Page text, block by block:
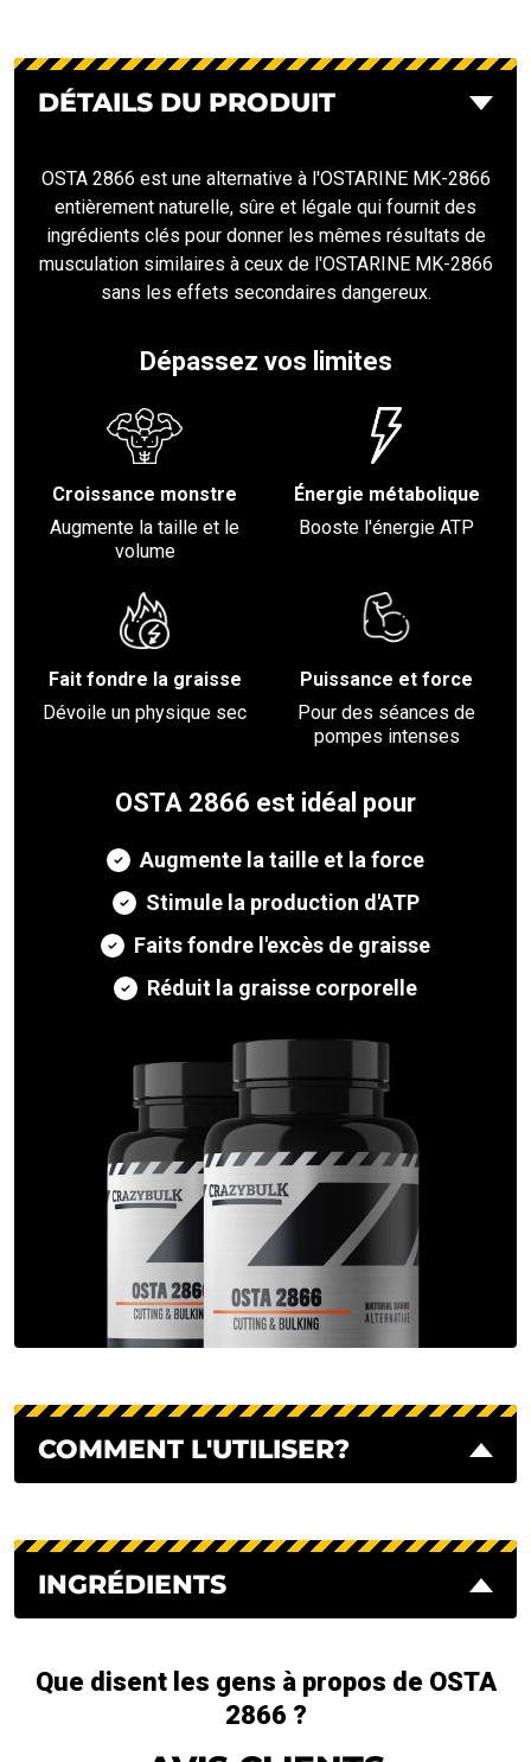
DÉTAILS DU PRODUIT
OSTA 2866 est une alternative à l'OSTARINE MK-2866
entièrement naturelle, sûre et légale qui fournit des
ingrédients clés pour donner les mêmes résultats de
musculation similaires à ceux de l'OSTARINE MK-2866
sans les effets secondaires dangereux.
Dépassez vos limites
Croissance monstre
Augmente la taille et le
volume
Énergie métabolique
Booste l'énergie ATP
Fait fondre la graisse
Dévoile un physique sec
Puissance et force
Pour des séances de
pompes intenses
OSTA 2866 est idéal pour
Augmente la taille et la force
Stimule la production d'ATP
Faits fondre l'excès de graisse
Réduit la graisse corporelle
COMMENT L'UTILISER?
INGRÉDIENTS
Que disent les gens à propos de OSTA
2866 ?